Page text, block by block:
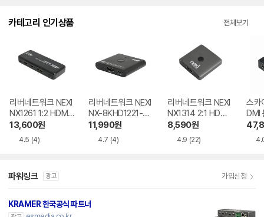
카테고리 인기상품 전체보기
리버네트워크 NEXI
NX1261 1:2 HDMI
분배기
13,600원
4.5 (4)
리버네트워크 NEXI
NX-8KHD1221-BI
2:1 HDMI 선택기
11,990원
4.7 (4)
리버네트워크 NEXI
NX1314 2:1 HDMI
스위치
8,590원
4.9 (22)
스카
DMI
파워링크 광고 가입신청
KRAMER 한국공식 파트너